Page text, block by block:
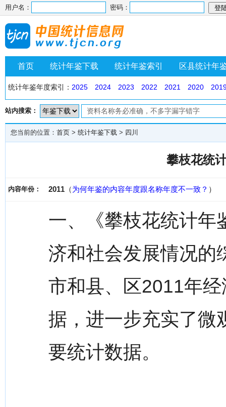
用户名： 密码：
首页 统计年鉴下载 统计年鉴索引 区县统计年
统计年鉴年度索引： 2025 2024 2023 2022 2021 2020
站内搜索：
您当前的位置： 首页 > 统计年鉴下载 > 四川
攀枝花统
内容年份： 2011 （为何年鉴的内容年度跟名称年度不一致？ ）
一、《攀枝花统计年
济和社会发展情况的
市和县、区2011年
据，进一步充实了微
要统计数据。